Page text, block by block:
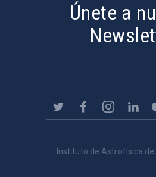
Únete a
Instituto de Astrofísica de